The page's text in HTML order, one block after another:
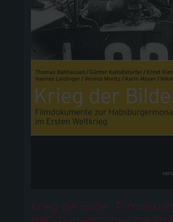
Krieg der Bilder.